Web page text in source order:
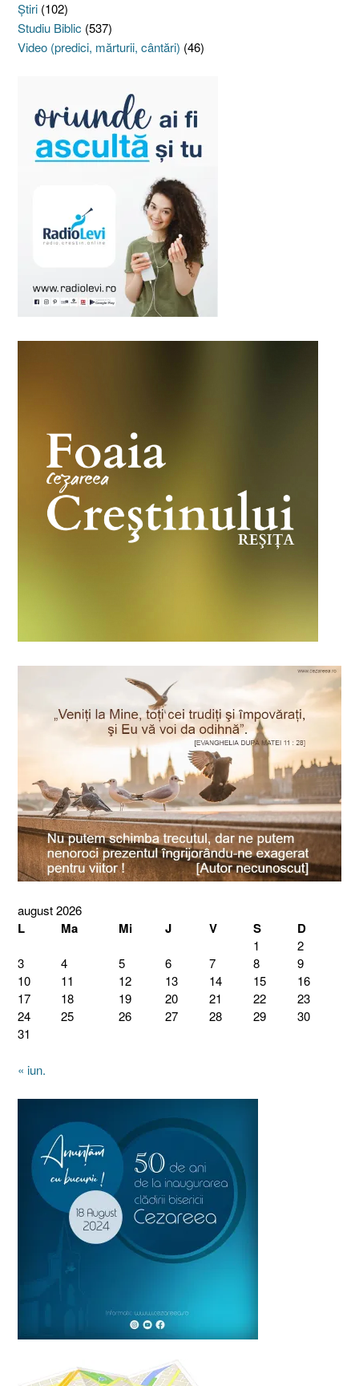
Ştiri (102)
Studiu Biblic (537)
Video (predici, mărturii, cântări) (46)
august 2026
L Ma Mi J V S D
1
2
3
4 5 6 7 8
9
10
11 12 13 14 15
16
17
18 19 20 21 22
23
24
25 26 27 28 29
30
31
« iun.